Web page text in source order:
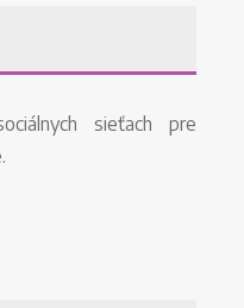
sieťach pre